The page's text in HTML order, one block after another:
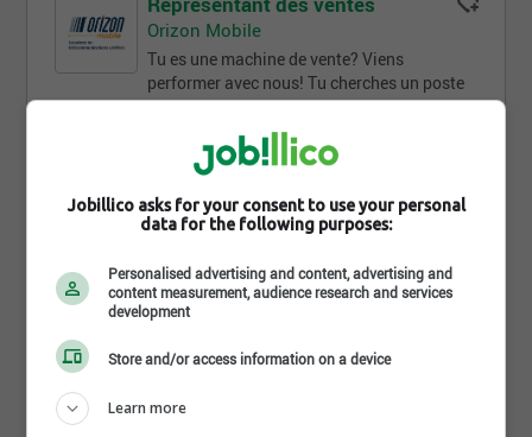
Orizon Mobile
Tu es une machine de vente? Viens
performer avec nous! Tu cherches un poste
stimulant dans le domaine des ventes et des
télécommunications ? [...]
Temps plein
Comment trouves-tu
cette recherche ?
Jobillico asks for your consent to use your personal
data for the following purposes:
Personalised advertising and content, advertising and
content measurement, audience research and services
development
Store and/or access information on a device
Learn more